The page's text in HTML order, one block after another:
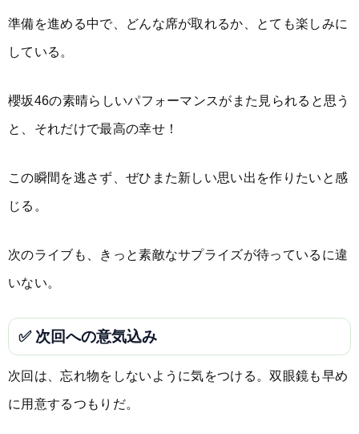
準備を進める中で、どんな席が取れるか、とても楽しみに
している。
櫻坂46の素晴らしいパフォーマンスがまた見られると思う
と、それだけで最高の幸せ！
この瞬間を逃さず、ぜひまた新しい思い出を作りたいと感
じる。
次のライブも、きっと素敵なサプライズが待っているに違
いない。
✅ 次回への意気込み
次回は、忘れ物をしないように気をつける。双眼鏡も早め
に用意するつもりだ。